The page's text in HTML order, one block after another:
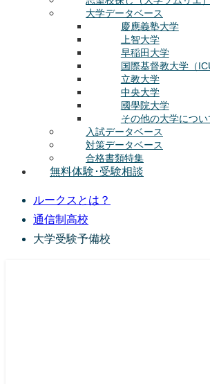
大学データベース
慶應義塾大学
上智大学
早稲田大学
国際基督教大学（
立教大学
中央大学
國學院大学
その他の大学につ
入試データベース
対策データベース
合格書類特集
無料体験･受験相談
ルークスとは？
通信制高校
大学受験予備校